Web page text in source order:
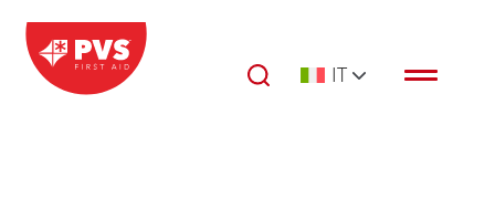
Vai al contenuto
Navigazione principale IT